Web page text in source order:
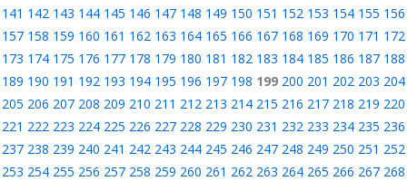
141 142 143 144 145 146 147 148 149 150 151 152 153 154 155 156
157 158 159 160 161 162 163 164 165 166 167 168 169 170 171 172
173 174 175 176 177 178 179 180 181 182 183 184 185 186 187 188
189 190 191 192 193 194 195 196 197 198 199 200 201 202 203 204
205 206 207 208 209 210 211 212 213 214 215 216 217 218 219 220
221 222 223 224 225 226 227 228 229 230 231 232 233 234 235 236
237 238 239 240 241 242 243 244 245 246 247 248 249 250 251 252
253 254 255 256 257 258 259 260 261 262 263 264 265 266 267 268